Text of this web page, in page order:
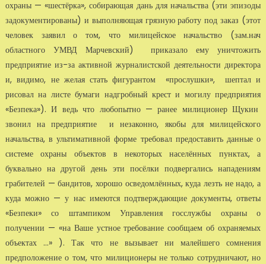
охраны — «шестёрка», собирающая дань для начальства (эти эпизоды
задокументированы) и выполняющая грязную работу под заказ (этот
человек заявил о том, что милицейское начальство (зам.нач
областного УМВД Марчевский) приказало ему уничтожить
предприятие из-за активной журналистской деятельности директора
и, видимо, не желая стать фигурантом «прослушки», шептал и
рисовал на листе бумаги надгробный крест и могилу предприятия
«Безпека»). И ведь что любопытно — ранее милиционер Щукин
звонил на предприятие и незаконно, якобы для милицейского
начальства, в ультимативной форме требовал предоставить данные о
системе охраны объектов в некоторых населённых пунктах, а
буквально на другой день эти посёлки подвергались нападениям
грабителей — бандитов, хорошо осведомлённых, куда лезть не надо, а
куда можно — у нас имеются подтверждающие документы, ответы
«Безпеки» со штампиком Управления госслужбы охраны о
получении — «на Ваше устное требование сообщаем об охраняемых
объектах ...» ). Так что не вызывает ни малейшего сомнения
предположение о том, что милиционеры не только сотрудничают, но